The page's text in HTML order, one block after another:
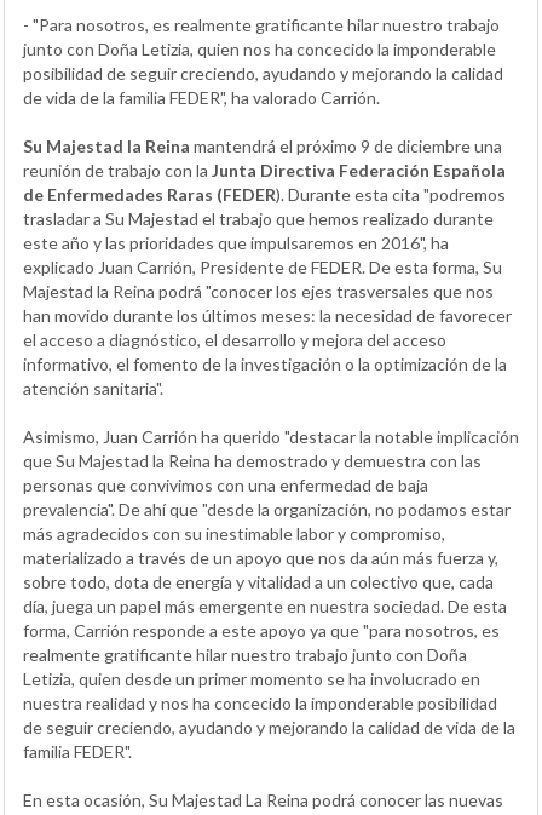
- "Para nosotros, es realmente gratificante hilar nuestro trabajo
junto con Doña Letizia, quien nos ha concecido la imponderable
posibilidad de seguir creciendo, ayudando y mejorando la calidad
de vida de la familia FEDER", ha valorado Carrión.
Su Majestad la Reina mantendrá el próximo 9 de diciembre una
reunión de trabajo con la Junta Directiva Federación Española
de Enfermedades Raras (FEDER). Durante esta cita "podremos
trasladar a Su Majestad el trabajo que hemos realizado durante
este año y las prioridades que impulsaremos en 2016", ha
explicado Juan Carrión, Presidente de FEDER. De esta forma, Su
Majestad la Reina podrá "conocer los ejes trasversales que nos
han movido durante los últimos meses: la necesidad de favorecer
el acceso a diagnóstico, el desarrollo y mejora del acceso
informativo, el fomento de la investigación o la optimización de la
atención sanitaria".
Asimismo, Juan Carrión ha querido "destacar la notable implicación
que Su Majestad la Reina ha demostrado y demuestra con las
personas que convivimos con una enfermedad de baja
prevalencia". De ahí que "desde la organización, no podamos estar
más agradecidos con su inestimable labor y compromiso,
materializado a través de un apoyo que nos da aún más fuerza y,
sobre todo, dota de energía y vitalidad a un colectivo que, cada
día, juega un papel más emergente en nuestra sociedad. De esta
forma, Carrión responde a este apoyo ya que "para nosotros, es
realmente gratificante hilar nuestro trabajo junto con Doña
Letizia, quien desde un primer momento se ha involucrado en
nuestra realidad y nos ha concecido la imponderable posibilidad
de seguir creciendo, ayudando y mejorando la calidad de vida de la
familia FEDER".
En esta ocasión, Su Majestad La Reina podrá conocer las nuevas